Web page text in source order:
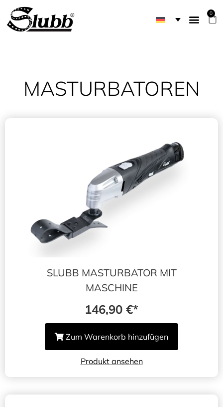
0
MASTURBATOREN
SLUBB MASTURBATOR MIT
MASCHINE
146,90 €
Zum Warenkorb hinzufügen
Produkt ansehen